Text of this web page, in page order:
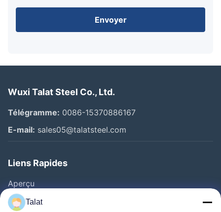
Envoyer
Wuxi Talat Steel Co., Ltd.
Télégramme: 0086-15370886167
E-mail: sales05@talatsteel.com
Liens Rapides
Aperçu
Produits
Talat